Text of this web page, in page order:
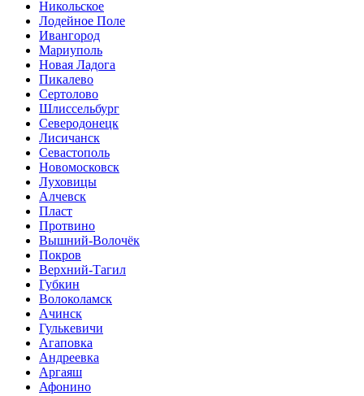
Никольское
Лодейное Поле
Ивангород
Мариуполь
Новая Ладога
Пикалево
Сертолово
Шлиссельбург
Северодонецк
Лисичанск
Севастополь
Новомосковск
Луховицы
Алчевск
Пласт
Протвино
Вышний-Волочёк
Покров
Верхний-Тагил
Губкин
Волоколамск
Ачинск
Гулькевичи
Агаповка
Андреевка
Аргаяш
Афонино